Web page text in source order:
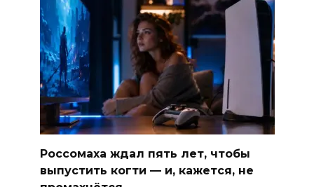
Россомаха ждал пять лет, чтобы
выпустить когти — и, кажется, не